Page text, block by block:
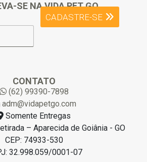
SE NA VIDA PET GO
CADASTRE-SE
CONTATO
(62) 99390-7898
adm@vidapetgo.com
Somente Entregas
– Aparecida de Goiânia - GO
CEP: 74933-530
32.998.059/0001-07